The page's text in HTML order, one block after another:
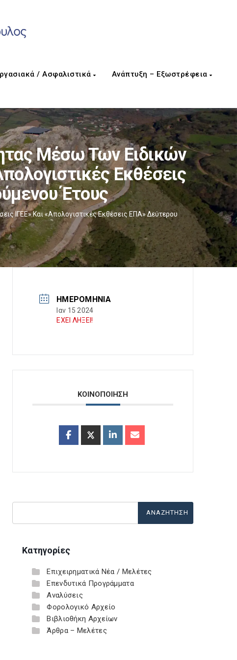
/ Ασφαλιστικά Ανάπτυξη – Εξωστρέφεια
Μέσω Των Ειδικών
Εκθέσεις
Έτους
ΙΓΕΕ» Και «Απολογιστικές Εκθέσεις ΕΠΑ» Δεύτερου
ΗΜΕΡΟΜΗΝΊΑ
Ιαν 15 2024
ΕΧΕΙ ΛΗΞΕΙ!
ΚΟΙΝΟΠΟΙΗΣΗ
Κατηγορίες
Επιχειρηματικά Νέα / Μελέτες
Επενδυτικά Προγράμματα
Αναλύσεις
Φορολογικό Αρχείο
Βιβλιοθήκη Αρχείων
Άρθρα – Μελέτες